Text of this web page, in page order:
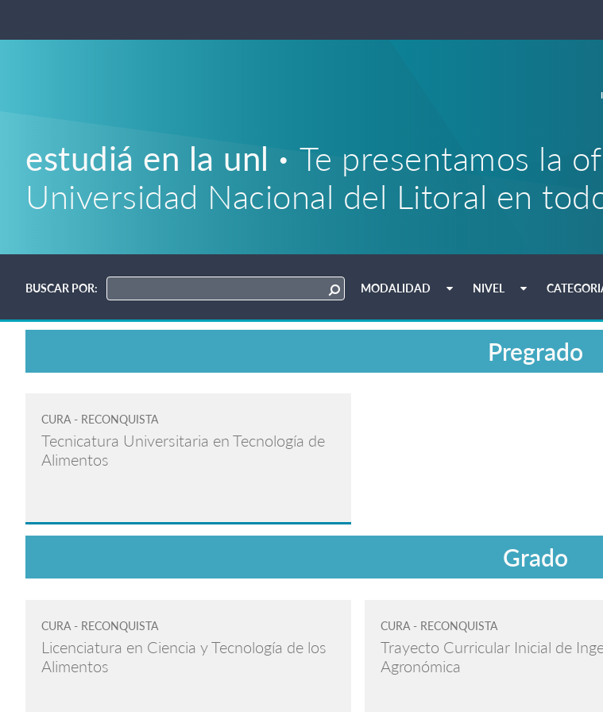
estudiá en la unl
Te presentamos la
Universidad Nacional del Litoral en
BUSCAR POR: MODALIDAD NIVEL
Pregrado
CURA - RECONQUISTA
Tecnicatura Universitaria en Tecnología de
Alimentos
Grado
CURA - RECONQUISTA
Licenciatura en Ciencia y Tecnología de los
Alimentos
CURA - RECONQUISTA
Trayecto Curricular Inicial de
Agronómica